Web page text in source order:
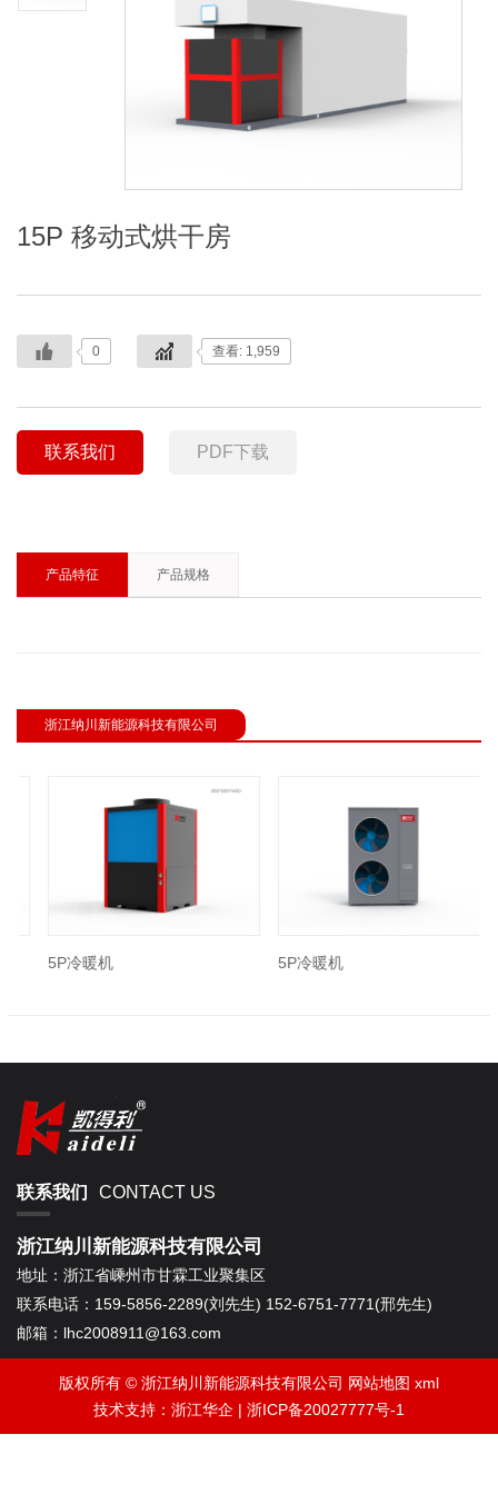
15P 移动式烘干房
0 查看: 1,959
联系我们 PDF下载
产品特征 产品规格
浙江纳川新能源科技有限公司
5P冷暖机 5P冷暖机
联系我们 CONTACT US
浙江纳川新能源科技有限公司
地址： 浙江省嵊州市甘霖工业聚集区
联系电话： 159-5856-2289(刘先生) 152-6751-7771(邢先生)
邮箱： lhc2008911@163.com
版权所有 © 浙江纳川新能源科技有限公司 网站地图 xml
技术支持： 浙江华企 | 浙ICP备20027777号-1